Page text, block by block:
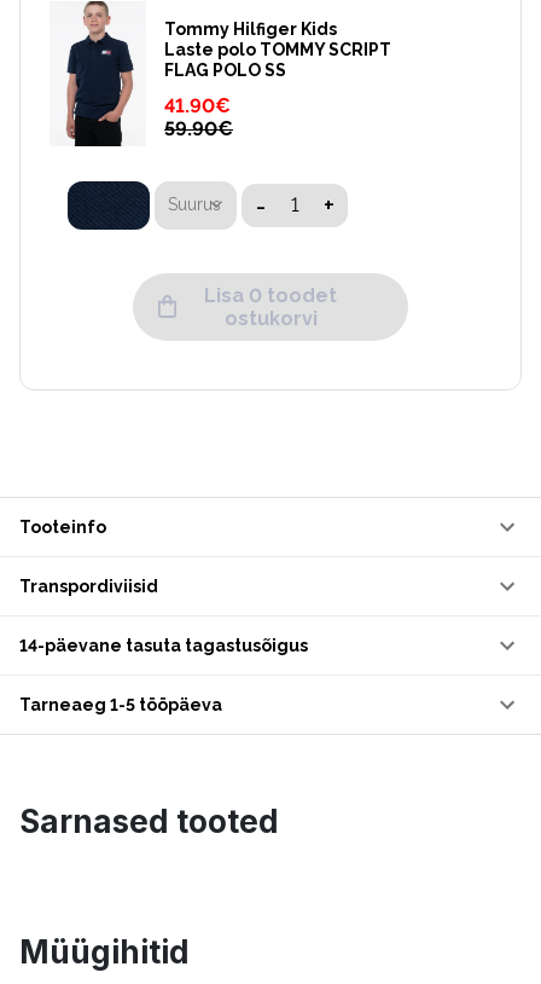
Tommy Hilfiger Kids
Laste polo TOMMY SCRIPT
FLAG POLO SS
41.90€
59.90€
Suurus - +
Lisa 0 toodet
ostukorvi
Tooteinfo
Transpordiviisid
14-päevane tasuta tagastusõigus
Tarneaeg 1-5 tööpäeva
Sarnased tooted
Müügihitid